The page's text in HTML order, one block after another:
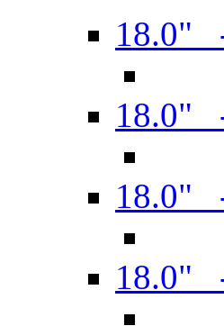
18.0"
18.0"
18.0"
18.0"